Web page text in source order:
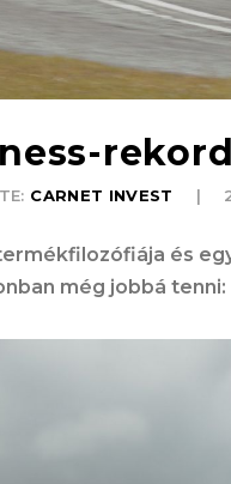
CARNET INVEST
és
még jobbá